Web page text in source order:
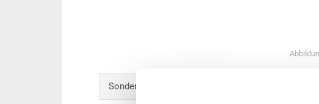
Sonderanfertigungen - Unser Spezialgebiet